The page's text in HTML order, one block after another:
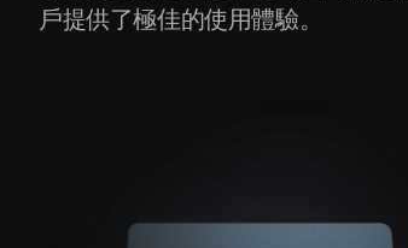
戶提供了極佳的使用體驗。